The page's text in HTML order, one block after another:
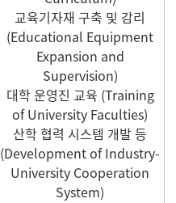
교육기자재 구축 및 감리
(Educational Equipment
Expansion and
Supervision)
대학 운영진 교육 (Training
of University Faculties)
산학 협력 시스템 개발 등
(Development of Industry-
University Cooperation
System)